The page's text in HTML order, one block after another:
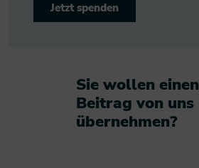
Jetzt spenden
Sie wollen einen
Beitrag von uns
übernehmen?​